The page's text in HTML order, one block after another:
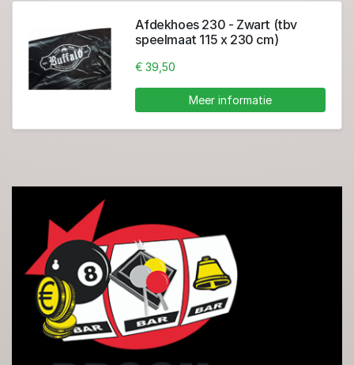
Afdekhoes 230 - Zwart (tbv
speelmaat 115 x 230 cm)
€ 39,50
Meer informatie